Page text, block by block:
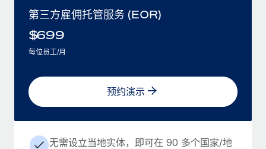
第三方雇佣托管服务 (EOR)
$699
每位员工/月
预约演示
无需设立当地实体，即可在 90 多个国家/地